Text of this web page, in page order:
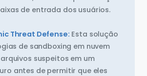
de entrada dos usuários.
Threat Defense: Esta solução
de sandboxing em nuvem
suspeitos em um
antes de permitir que eles